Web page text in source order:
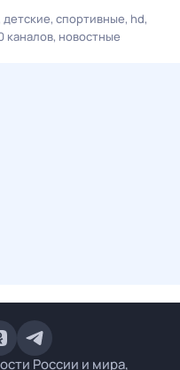
детские спортивные hd
каналов новостные
России и мира,